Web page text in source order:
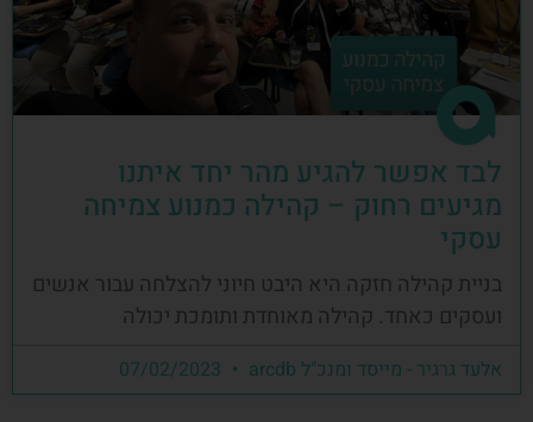
לבד אפשר להגיע מהר יחד איתנו
מגיעים רחוק – קהילה כמנוע צמיחה
עסקי
בניית קהילה חזקה היא היבט חיוני להצלחה עבור אנשים
ועסקים כאחד. קהילה מאוחדת ותומכת יכולה
אלעד גרגיר - מייסד ומנכ"ל arcdb